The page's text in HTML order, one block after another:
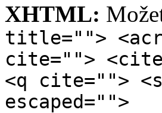
XHTML:
title="">
cite="">
<q cite="">
escaped="">